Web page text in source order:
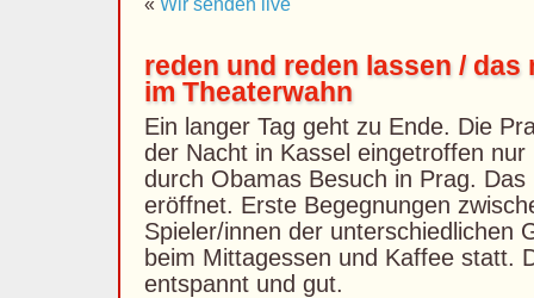
« Wir senden live
reden und reden lassen / das
im Theaterwahn
Ein langer Tag geht zu Ende. Die
der Nacht in Kassel eingetroffen nur
durch Obamas Besuch in Prag. Das
eröffnet. Erste Begegnungen
Spieler/innen der unterschiedlichen
beim Mittagessen und Kaffee statt.
entspannt und gut.